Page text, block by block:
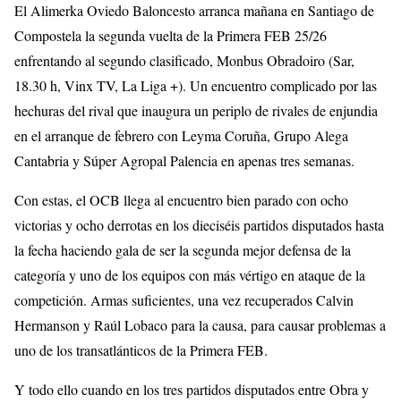
El Alimerka Oviedo Baloncesto arranca mañana en Santiago de
Compostela la segunda vuelta de la Primera FEB 25/26
enfrentando al segundo clasificado, Monbus Obradoiro (Sar,
18.30 h, Vinx TV, La Liga +). Un encuentro complicado por las
hechuras del rival que inaugura un periplo de rivales de enjundia
en el arranque de febrero con Leyma Coruña, Grupo Alega
Cantabria y Súper Agropal Palencia en apenas tres semanas.
Con estas, el OCB llega al encuentro bien parado con ocho
victorias y ocho derrotas en los dieciséis partidos disputados hasta
la fecha haciendo gala de ser la segunda mejor defensa de la
categoría y uno de los equipos con más vértigo en ataque de la
competición. Armas suficientes, una vez recuperados Calvin
Hermanson y Raúl Lobaco para la causa, para causar problemas a
uno de los transatlánticos de la Primera FEB.
Y todo ello cuando en los tres partidos disputados entre Obra y